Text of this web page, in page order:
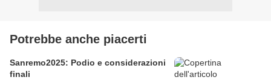
Potrebbe anche piacerti
Sanremo2025: Podio e considerazioni
finali